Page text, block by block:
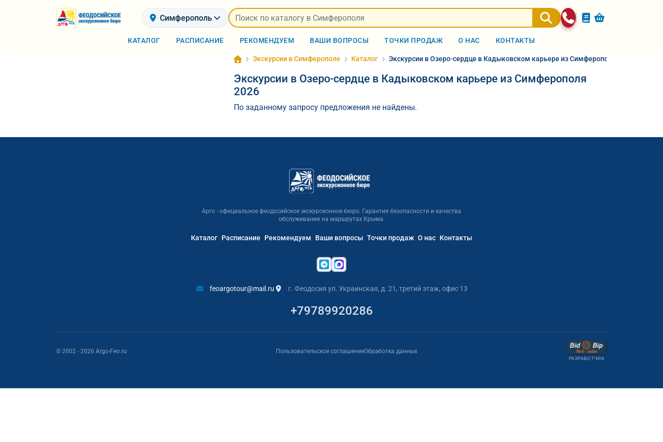
Симферополь
КАТАЛОГ РАСПИСАНИЕ РЕКОМЕНДУЕМ ВАШИ ВОПРОСЫ ТОЧКИ ПРОДАЖ О НАС КОНТАКТЫ
Экскурсии в Симферополе Каталог Экскурсии в Озеро-сердце в Кадыковском карьере из Симферополя 2026
Экскурсии в Озеро-сердце в Кадыковском карьере из Симферополя
2026
По заданному запросу предложения не найдены.
Арго - официальное феодосийское экскурсионное бюро. Гарантия безопасности и качества
обслуживания на маршрутах Крыма.
Каталог Расписание Рекомендуем Ваши вопросы Точки продаж О нас Контакты
feoargotour@mail.ru г. Феодосия ул. Украинская, д. 21, третий этаж, офис 13
+79789920286
© 2002 - 2026 Argo-Feo.ru Пользовательское соглашениеОбработка данных
РАЗРАБОТЧИК